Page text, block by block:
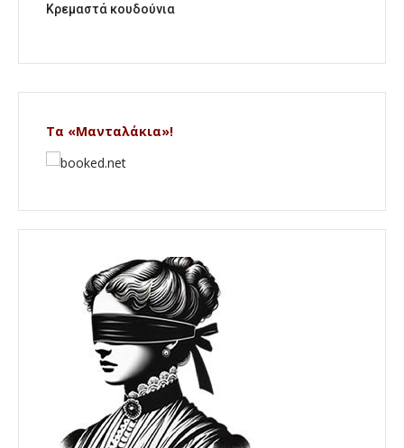
Κρεμαστά κουδούνια
Τα «Μανταλάκια»!